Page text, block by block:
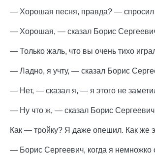
— Хорошая песня, правда? — спросил
— Хорошая, — сказал Борис
— Только жаль, что вы очень тихо
— Ладно, я учту, — сказал Борис
— Нет, — сказал я, — я этого не
— Ну что ж, — сказал Борис
Как — тройку? Я даже опешил. Как же
— Борис Сергеевич, когда я немножко